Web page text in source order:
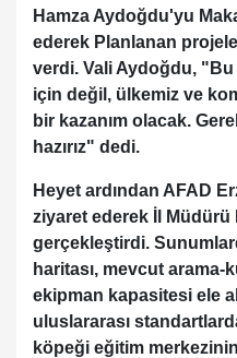
Hamza Aydoğdu'yu
ederek Planlanan
verdi. Vali Aydoğdu,
için değil, ülkemiz ve
bir kazanım olacak.
hazırız" dedi.
Heyet ardından AFAD
ziyaret ederek İl Müdürü
gerçekleştirdi.
haritası, mevcut arama-
ekipman kapasitesi ele
uluslararası
köpeği eğitim